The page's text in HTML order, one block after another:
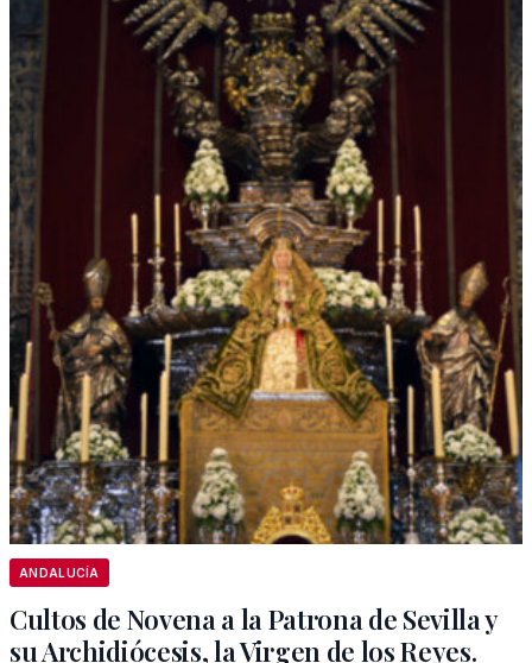
ANDALUCÍA
Cultos de Novena a la Patrona de Sevilla y
su Archidiócesis, la Virgen de los Reyes.